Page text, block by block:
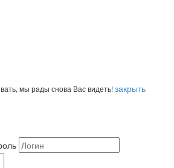
мы рады снова Вас видеть!закрыть